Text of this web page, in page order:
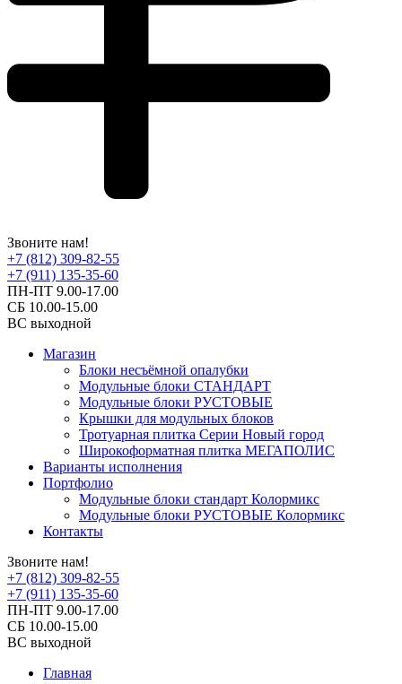
Звоните нам!
+7 (812) 309-82-55
+7 (911) 135-35-60
ПН-ПТ 9.00-17.00
СБ 10.00-15.00
ВС выходной
Магазин
Блоки несъёмной опалубки
Модульные блоки СТАНДАРТ
Модульные блоки РУСТОВЫЕ
Крышки для модульных блоков
Тротуарная плитка Серии Новый город
Широкоформатная плитка МЕГАПОЛИС
Варианты исполнения
Портфолио
Модульные блоки стандарт Колормикс
Модульные блоки РУСТОВЫЕ Колормикс
Контакты
Звоните нам!
+7 (812) 309-82-55
+7 (911) 135-35-60
ПН-ПТ 9.00-17.00
СБ 10.00-15.00
ВС выходной
Главная